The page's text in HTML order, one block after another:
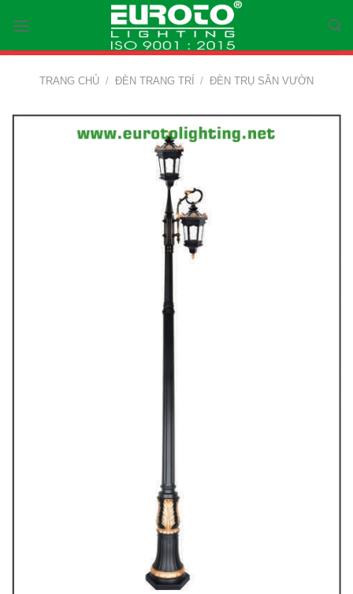
content
TRANG CHỦ / ĐÈN TRANG TRÍ / ĐÈN TRỤ SÂN VƯỜN